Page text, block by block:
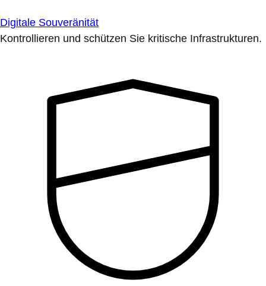
Digitale Souveränität
Kontrollieren und schützen Sie kritische Infrastrukturen.